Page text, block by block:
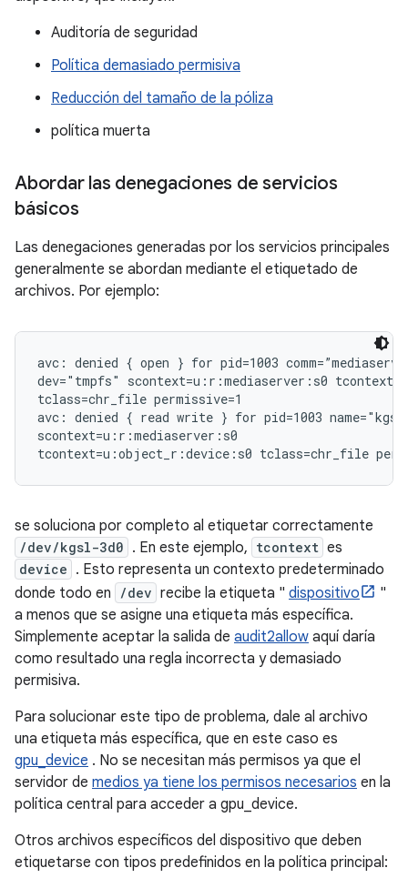
Auditoría de seguridad
Política demasiado permisiva
Reducción del tamaño de la póliza
política muerta
Abordar las denegaciones de servicios
básicos
Las denegaciones generadas por los servicios principales
generalmente se abordan mediante el etiquetado de
archivos. Por ejemplo:
avc: denied { open } for pid=1003
dev="tmpfs" scontext=u:r:mediaserver:s0
tclass=chr_file permissive=1
avc: denied { read write } for pid=1003
scontext=u:r:mediaserver:s0
se soluciona por completo al etiquetar correctamente
/dev/kgsl-3d0 . En este ejemplo, tcontext es
device . Esto representa un contexto predeterminado
donde todo en
/dev recibe la etiqueta " dispositivo
"
a menos que se asigne una etiqueta más específica.
Simplemente aceptar la salida de audit2allow aquí daría
como resultado una regla incorrecta y demasiado
permisiva.
Para solucionar este tipo de problema, dale al archivo
una etiqueta más específica, que en este caso es
gpu_device . No se necesitan más permisos ya que el
servidor de medios ya tiene los permisos necesarios en la
política central para acceder a gpu_device.
Otros archivos específicos del dispositivo que deben
etiquetarse con tipos predefinidos en la política principal: